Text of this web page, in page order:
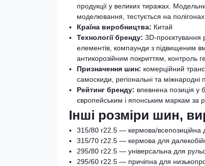
продукції у великих тиражах.
моделювання, тестується на полігонах
Країна виробництва: Китай
Технології бренду: 3D-проєктування
елементів, компаунди з підвищеним
антикорозійним покриттям, контроль
Призначення шин: комерційний
самоскиди, регіональні та
Рейтинг бренду: впевнена позиція у
європейським і японським маркам за
Інші розміри шин,
315/80 r22.5 — кермова/всепозиційна
315/70 r22.5 — кермова для
295/80 r22.5 — універсальна для
295/60 r22.5 — причіпна для